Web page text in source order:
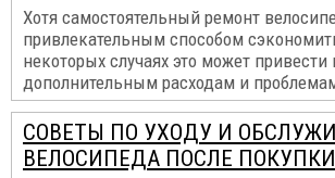
Хотя самостоятельный ремонт
привлекательным способом
некоторых случаях это может привести
дополнительным расходам и
СОВЕТЫ ПО УХОДУ И
ВЕЛОСИПЕДА ПОСЛЕ ПОКУПКИ